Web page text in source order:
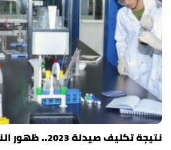
نتيجة تكليف صيدلة